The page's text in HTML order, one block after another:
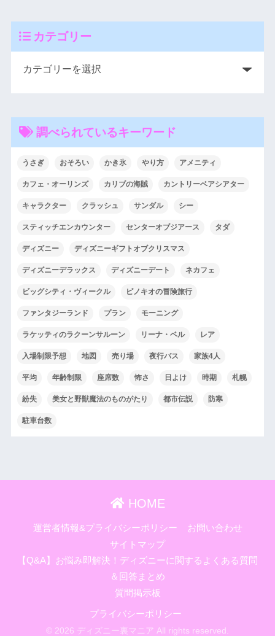
カテゴリー
調べられているキーワード
うさぎ おそろい かき氷 やり方 アメニティ
カフェ・オーリンズ カリブの海賊 カントリーベアシアター
キャラクター クラッシュ サンダル シー
スティッチエンカウンター センターオブジアース タダ
ディズニー ディズニーギフトオブクリスマス
ディズニーデラックス ディズニーデート ネカフェ
ビッグシティ・ヴィークル ピノキオの冒険旅行
ファンタジーランド プラン モーニング
ラケッティのラクーンサルーン リーナ・ベル レア
入場制限予想 地図 売り場 夜行バス 家族4人
平均 年齢制限 座席数 怖さ 日よけ 時期 札幌
紛失 美女と野獣魔法のものがたり 都市伝説 防寒
駐車台数
HOME
運営者情報&プライバシーポリシー
お問い合わせ
サイトマップ
【Q&A】お悩み即解決！ディズニーに関するよくある質問
＆回答まとめ
質問掲示板
プライバシーポリシー
© 2026 ディズニー裏マニア All rights reserved.